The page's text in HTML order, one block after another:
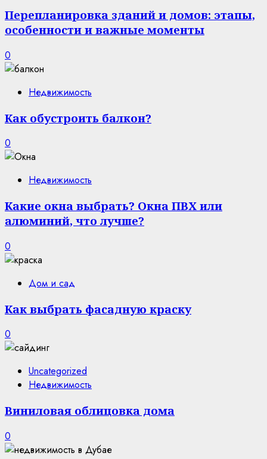
Перепланировка зданий и домов: этапы,
особенности и важные моменты
0
Недвижимость
Как обустроить балкон?
0
Недвижимость
Какие окна выбрать? Окна ПВХ или
алюминий, что лучше?
0
Дом и сад
Как выбрать фасадную краску
0
Uncategorized
Недвижимость
Виниловая облицовка дома
0